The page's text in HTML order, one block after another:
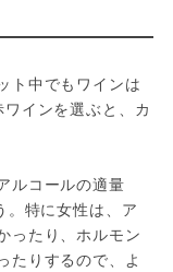
ト中でもワインは
インを選ぶと、カ
ルコールの適量
。特に女性は、ア
ったり、ホルモン
たりするので、よ